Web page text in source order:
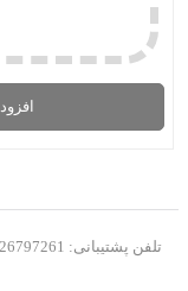
تلفن پشتیبانی: 09126797261 , 09396797261